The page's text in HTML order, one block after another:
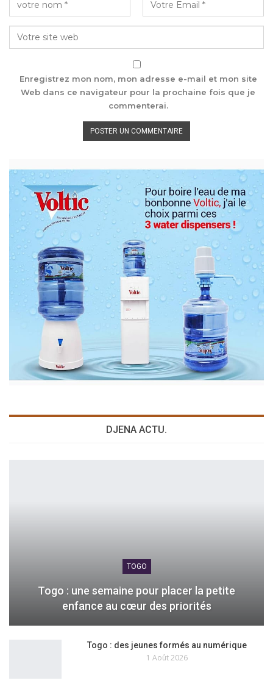
Enregistrez mon nom, mon adresse e-mail et mon site
Web dans ce navigateur pour la prochaine fois que je
commenterai.
DJENA ACTU.
TOGO
Togo : une semaine pour placer la petite
enfance au cœur des priorités
Togo : des jeunes formés au numérique
1 Août 2026